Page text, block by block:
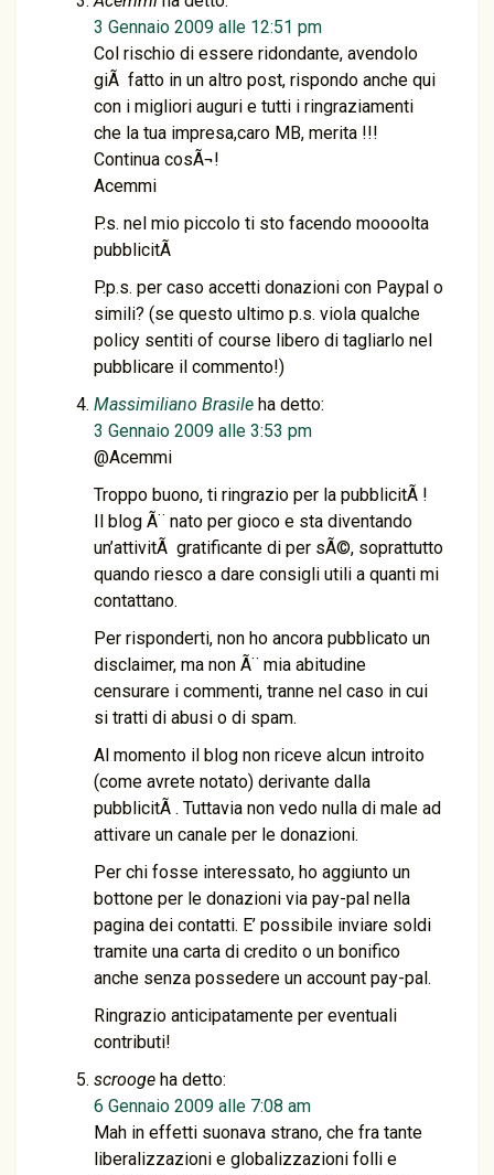
3 Gennaio 2009 alle 12:51 pm
Col rischio di essere ridondante, avendolo
giÃ fatto in un altro post, rispondo anche qui
con i migliori auguri e tutti i ringraziamenti
che la tua impresa,caro MB, merita !!!
Continua cosÃ¬!
Acemmi
P.s. nel mio piccolo ti sto facendo moooolta
pubblicitÃ
P.p.s. per caso accetti donazioni con Paypal o
simili? (se questo ultimo p.s. viola qualche
policy sentiti of course libero di tagliarlo nel
pubblicare il commento!)
Massimiliano Brasile ha detto:
3 Gennaio 2009 alle 3:53 pm
@Acemmi
Troppo buono, ti ringrazio per la pubblicitÃ !
Il blog Ã¨ nato per gioco e sta diventando
un’attivitÃ gratificante di per sÃ©, soprattutto
quando riesco a dare consigli utili a quanti mi
contattano.
Per risponderti, non ho ancora pubblicato un
disclaimer, ma non Ã¨ mia abitudine
censurare i commenti, tranne nel caso in cui
si tratti di abusi o di spam.
Al momento il blog non riceve alcun introito
(come avrete notato) derivante dalla
pubblicitÃ . Tuttavia non vedo nulla di male ad
attivare un canale per le donazioni.
Per chi fosse interessato, ho aggiunto un
bottone per le donazioni via pay-pal nella
pagina dei contatti. E’ possibile inviare soldi
tramite una carta di credito o un bonifico
anche senza possedere un account pay-pal.
Ringrazio anticipatamente per eventuali
contributi!
scrooge ha detto:
6 Gennaio 2009 alle 7:08 am
Mah in effetti suonava strano, che fra tante
liberalizzazioni e globalizzazioni folli e